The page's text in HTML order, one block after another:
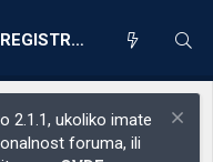
REGISTRACIJA
2.1.1, ukoliko imate
foruma, ili